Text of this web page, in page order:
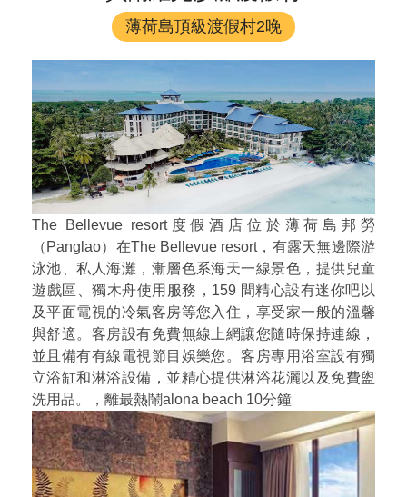
薄荷島頂級渡假村2晚
The Bellevue resort度假酒店位於薄荷島邦勞
（Panglao）在The Bellevue resort，有露天無邊際游
泳池、私人海灘，漸層色系海天一線景色，提供兒童
遊戲區、獨木舟使用服務，159 間精心設有迷你吧以
及平面電視的冷氣客房等您入住，享受家一般的溫馨
與舒適。客房設有免費無線上網讓您隨時保持連線，
並且備有有線電視節目娛樂您。客房專用浴室設有獨
立浴缸和淋浴設備，並精心提供淋浴花灑以及免費盥
洗用品。，離最熱鬧alona beach 10分鐘